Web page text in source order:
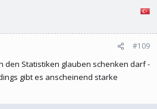
#109
den Statistiken glauben schenken darf -
gibt es anscheinend starke